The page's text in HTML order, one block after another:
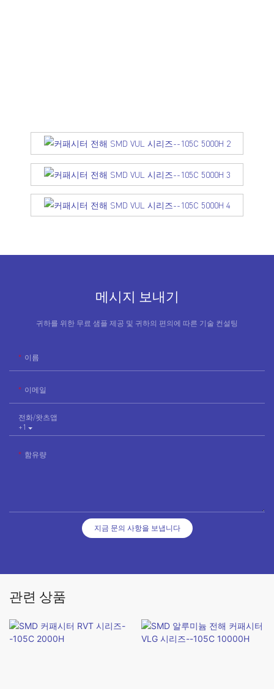
메시지 보내기
귀하를 위한 무료 샘플 제공 및 귀하의 편의에 따른 기술 컨설팅
이름
이메일
+1
전화/왓츠앱
함유량
지금 문의 사항을 보냅니다
관련 상품